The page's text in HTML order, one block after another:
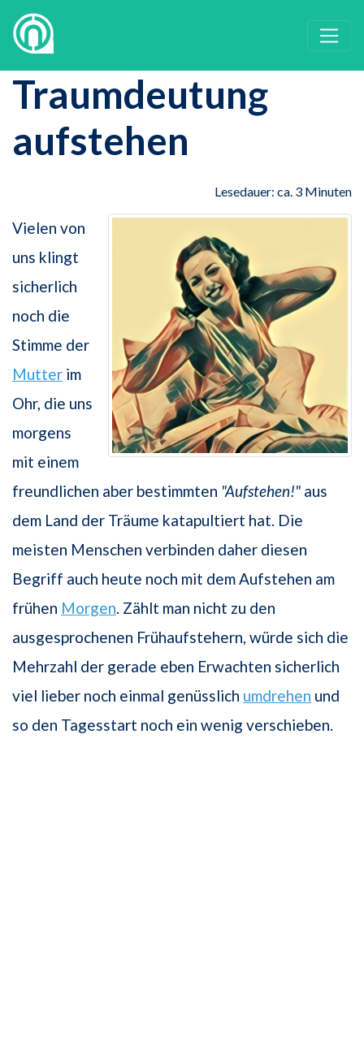
Traumdeutung
aufstehen
Lesedauer: ca. 3 Minuten
Vielen von
uns klingt
sicherlich
noch die
Stimme der
Mutter im
Ohr, die uns
morgens
mit einem
freundlichen aber bestimmten "Aufstehen!" aus
dem Land der Träume ka­tapultiert hat. Die
meisten Menschen verbinden daher diesen
Begriff auch heute noch mit dem Aufstehen am
frühen Morgen. Zählt man nicht zu den
ausgespro­chenen Frühaufstehern, würde sich die
Mehrzahl der gerade eben Erwachten sicher­lich
viel lieber noch einmal genüsslich umdrehen und
so den Tagesstart noch ein wenig verschieben.